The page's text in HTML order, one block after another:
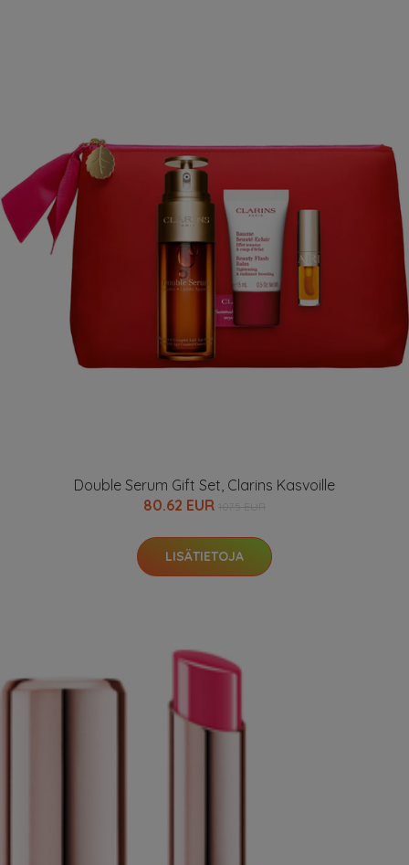
Double Serum Gift Set, Clarins Kasvoille
80.62 EUR
LISÄTIETOJA